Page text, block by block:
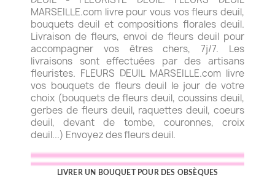
MARSEILLE.com livre pour vous vos fleurs deuil,
bouquets deuil et compositions florales deuil.
Livraison de fleurs, envoi de fleurs deuil pour
accompagner vos êtres chers, 7j/7. Les
livraisons sont effectuées par des artisans
fleuristes. FLEURS DEUIL MARSEILLE.com livre
vos bouquets de fleurs deuil le jour de votre
choix (bouquets de fleurs deuil, coussins deuil,
gerbes de fleurs deuil, raquettes deuil, coeurs
deuil, devant de tombe, couronnes, croix
deuil...) Envoyez des fleurs deuil.
LIVRER UN BOUQUET POUR DES OBSÈQUES